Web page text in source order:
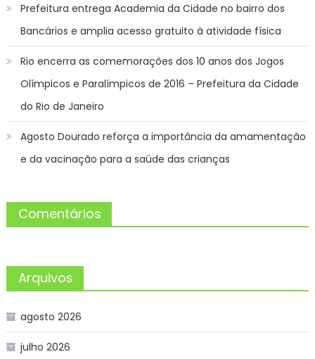
Prefeitura entrega Academia da Cidade no bairro dos
Bancários e amplia acesso gratuito à atividade física
Rio encerra as comemorações dos 10 anos dos Jogos
Olímpicos e Paralímpicos de 2016 – Prefeitura da Cidade
do Rio de Janeiro
Agosto Dourado reforça a importância da amamentação
e da vacinação para a saúde das crianças
Comentários
Arquivos
agosto 2026
julho 2026